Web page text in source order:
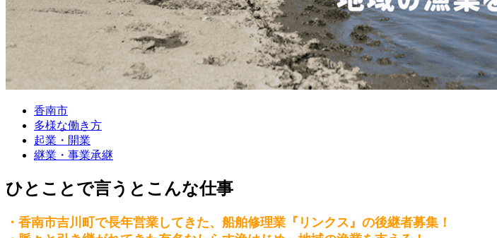
香南市
多様な働き方
起業・開業
継業・事業承継
ひとことで言うとこんな仕事
・香南市吉川町で長年営業してきた、船舶修理業『リンクス』の後継者募集！